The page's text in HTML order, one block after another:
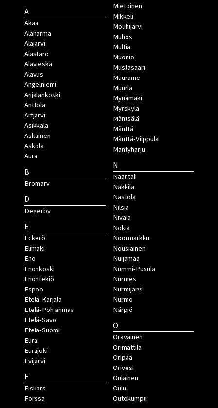
A
Akaa
Alahärmä
Alajärvi
Alastaro
Alavieska
Alavus
Angelniemi
Anjalankoski
Anttola
Artjärvi
Asikkala
Askainen
Askola
Aura
B
Bromarv
D
Degerby
E
Eckerö
Elimäki
Eno
Enonkoski
Enontekiö
Espoo
Etelä-Karjala
Etelä-Pohjanmaa
Etelä-Savo
Etelä-Suomi
Eura
Eurajoki
Evijärvi
F
Fiskars
Forssa
Mietoinen
Mikkeli
Mouhijärvi
Muhos
Multia
Muonio
Mustasaari
Muurame
Muurla
Mynämäki
Myrskylä
Mäntsälä
Mänttä
Mänttä-Vilppula
Mäntyharju
N
Naantali
Nakkila
Nastola
Nilsiä
Nivala
Nokia
Noormarkku
Nousiainen
Nuijamaa
Nummi-Pusula
Nurmes
Nurmijärvi
Nurmo
Närpiö
O
Oravainen
Orimattila
Oripää
Orivesi
Oulainen
Oulu
Outokumpu